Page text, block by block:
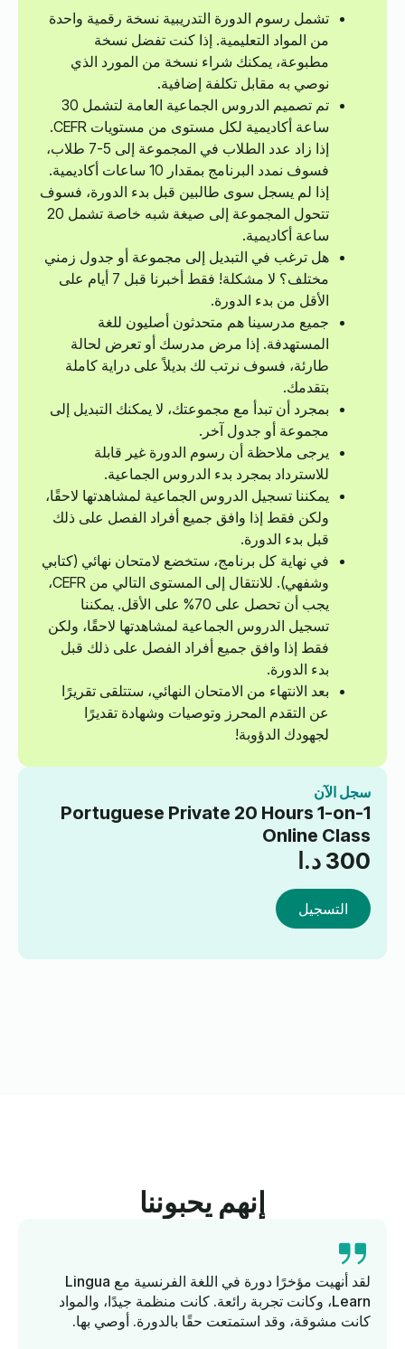
تشمل رسوم الدورة التدريبية نسخة رقمية واحدة
من المواد التعليمية. إذا كنت تفضل نسخة
مطبوعة، يمكنك شراء نسخة من المورد الذي
نوصي به مقابل تكلفة إضافية.
تم تصميم الدروس الجماعية العامة لتشمل 30
ساعة أكاديمية لكل مستوى من مستويات CEFR.
إذا زاد عدد الطلاب في المجموعة إلى 5-7 طلاب،
فسوف نمدد البرنامج بمقدار 10 ساعات أكاديمية.
إذا لم يسجل سوى طالبين قبل بدء الدورة، فسوف
تتحول المجموعة إلى صيغة شبه خاصة تشمل 20
ساعة أكاديمية.
هل ترغب في التبديل إلى مجموعة أو جدول زمني
مختلف؟ لا مشكلة! فقط أخبرنا قبل 7 أيام على
الأقل من بدء الدورة.
جميع مدرسينا هم متحدثون أصليون للغة
المستهدفة. إذا مرض مدرسك أو تعرض لحالة
طارئة، فسوف نرتب لك بديلاً على دراية كاملة
بتقدمك.
بمجرد أن تبدأ مع مجموعتك، لا يمكنك التبديل إلى
مجموعة أو جدول آخر.
يرجى ملاحظة أن رسوم الدورة غير قابلة
للاسترداد بمجرد بدء الدروس الجماعية.
يمكننا تسجيل الدروس الجماعية لمشاهدتها لاحقًا،
ولكن فقط إذا وافق جميع أفراد الفصل على ذلك
قبل بدء الدورة.
في نهاية كل برنامج، ستخضع لامتحان نهائي (كتابي
وشفهي). للانتقال إلى المستوى التالي من CEFR،
يجب أن تحصل على 70% على الأقل. يمكننا
تسجيل الدروس الجماعية لمشاهدتها لاحقًا، ولكن
فقط إذا وافق جميع أفراد الفصل على ذلك قبل
بدء الدورة.
بعد الانتهاء من الامتحان النهائي، ستتلقى تقريرًا
عن التقدم المحرز وتوصيات وشهادة تقديرًا
لجهودك الدؤوبة!
سجل الآن
Portuguese Private 20 Hours 1-on-1
Online Class
300 د.ا
التسجيل
إنهم يحبوننا
لقد أنهيت مؤخرًا دورة في اللغة الفرنسية مع Lingua
Learn، وكانت تجربة رائعة. كانت منظمة جيدًا، والمواد
كانت مشوقة، وقد استمتعت حقًا بالدورة. أوصي بها.